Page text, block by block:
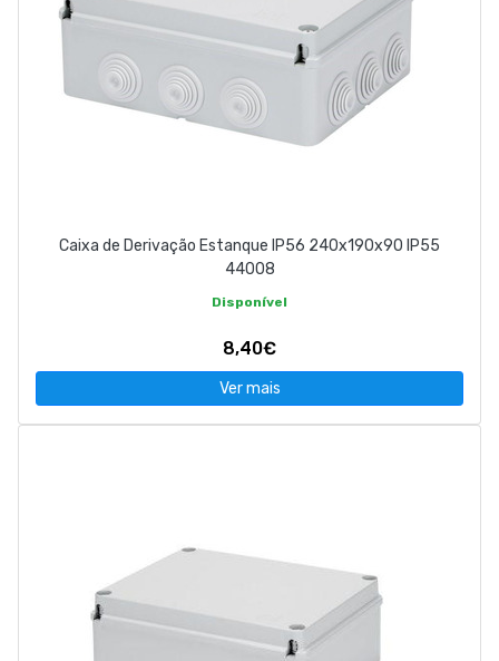
Caixa de Derivação Estanque IP56 240x190x90 IP55
44008
Disponível
8,40€
Ver mais